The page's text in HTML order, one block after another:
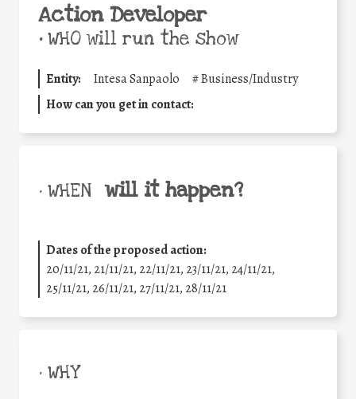
Action Developer
•WHO will run the show
Entity: Intesa Sanpaolo #Business/Industry
How can you get in contact:
• WHEN will it happen?
Dates of the proposed action:
20/11/21, 21/11/21, 22/11/21, 23/11/21, 24/11/21,
25/11/21, 26/11/21, 27/11/21, 28/11/21
• WHY